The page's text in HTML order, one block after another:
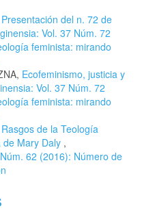
Presentación del n. 72 de
Vol. 37 Núm. 72
feminista: mirando
Ecofeminismo, justicia y
Vol. 37 Núm. 72
feminista: mirando
Rasgos de la Teología
Mary Daly ,
62 (2016): Número de